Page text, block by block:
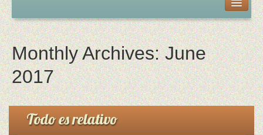
Eventos
Sermones
Sermones
Directorio
Monthly Archives:June
2017
Todo es relativo